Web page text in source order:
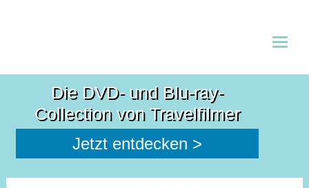
Inhalt
Die DVD- und Blu-ray-
Collection von Travelfilmer
Jetzt entdecken >